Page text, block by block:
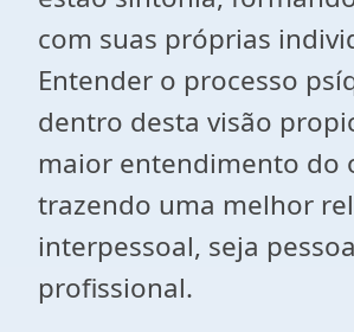
com suas próprias
Entender o processo
dentro desta visão
maior entendimento do
trazendo uma melhor
interpessoal, seja
profissional.